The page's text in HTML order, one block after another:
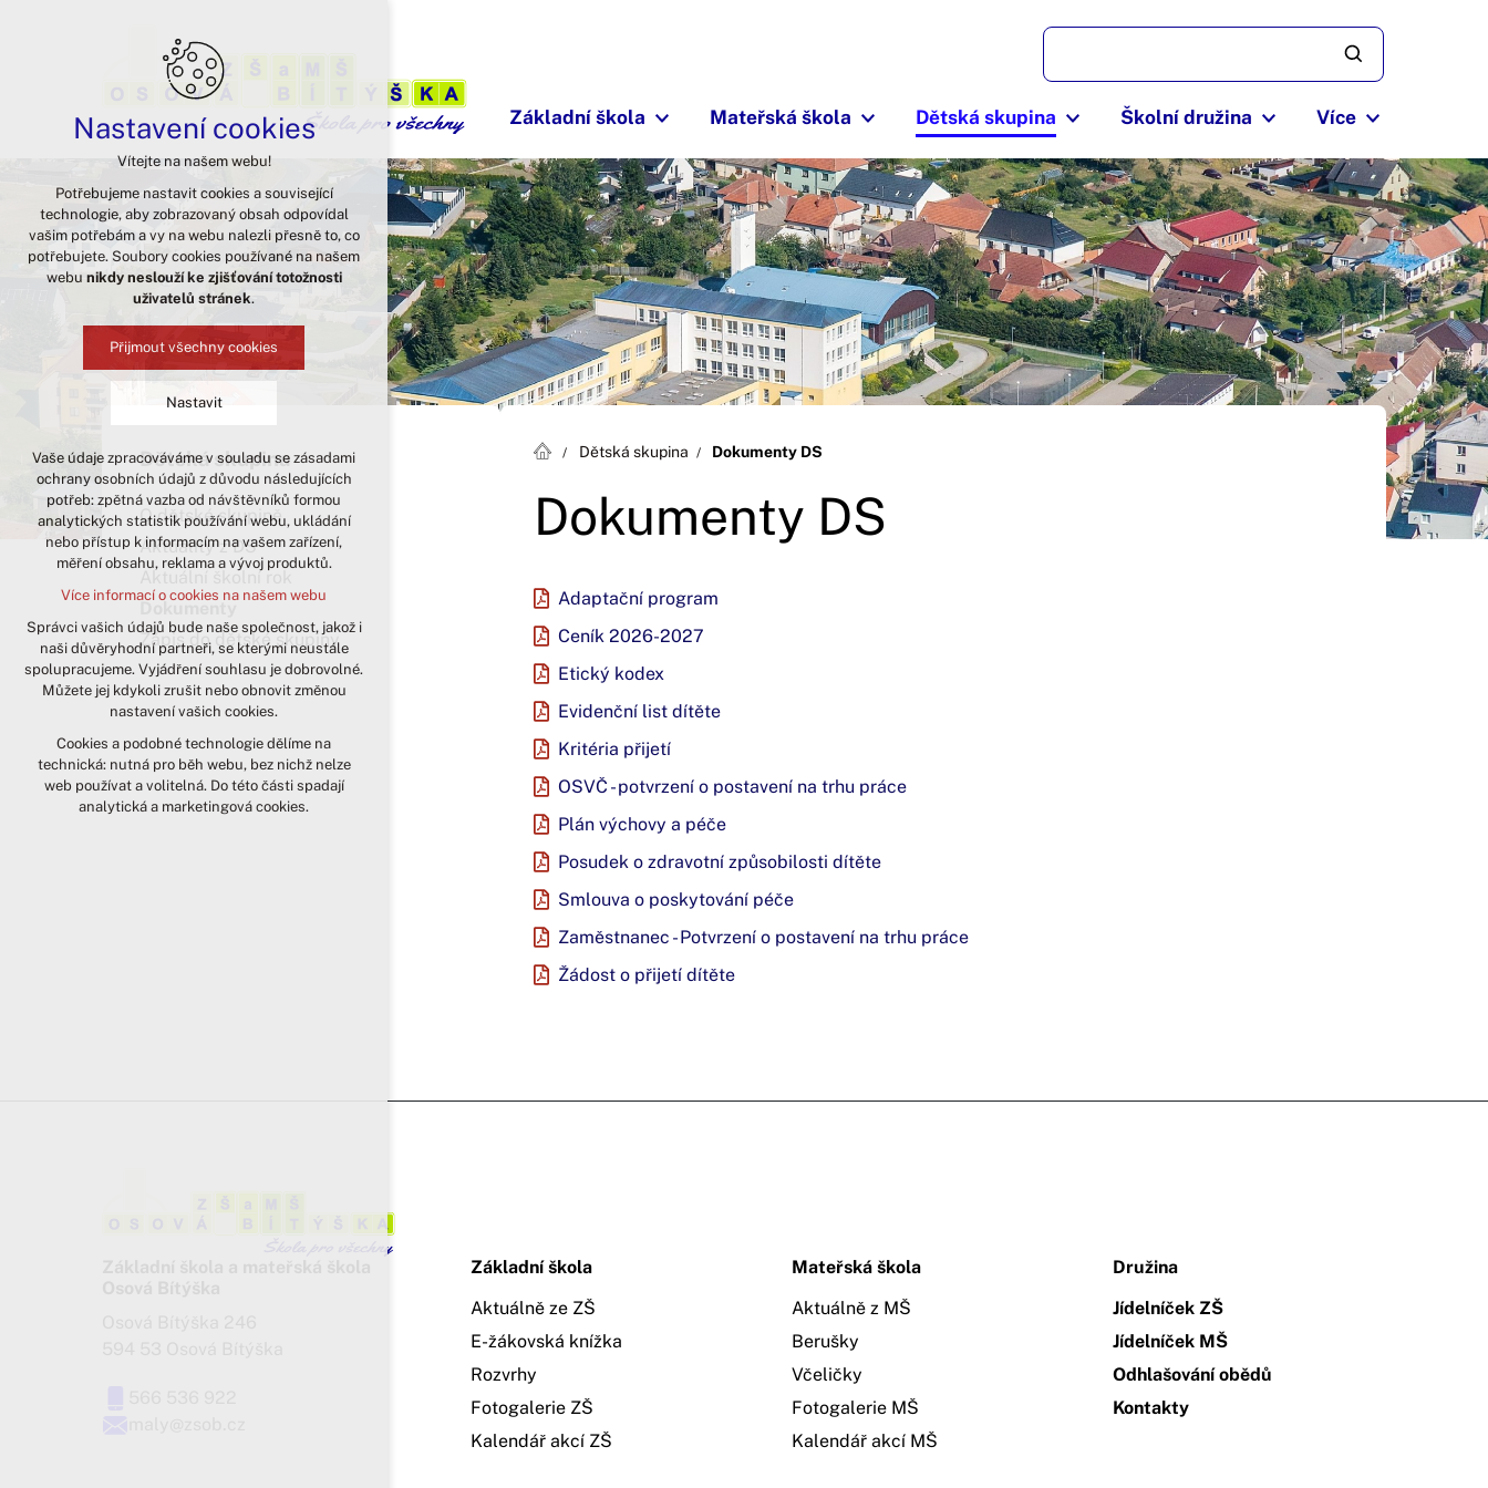
Základní škola Mateřská škola Dětská skupina Školní družina Více
Dětská skupina Dokumenty DS
Dokumenty DS
Adaptační program
Ceník 2026-2027
Etický kodex
Evidenční list dítěte
Kritéria přijetí
OSVČ - potvrzení o postavení na trhu práce
Plán výchovy a péče
Posudek o zdravotní způsobilosti dítěte
Smlouva o poskytování péče
Zaměstnanec - Potvrzení o postavení na trhu práce
Žádost o přijetí dítěte
Dětská skupina
O dětské skupině
Aktuality z DS
Aktuální školní rok
Zápis do dětské skupiny
Základní škola
Aktuálně ze ZŠ
E-žákovská knížka
Rozvrhy
Fotogalerie ZŠ
Kalendář akcí ZŠ
Mateřská škola
Aktuálně z MŠ
Berušky
Včeličky
Fotogalerie MŠ
Kalendář akcí MŠ
Družina
Jídelníček ZŠ
Jídelníček MŠ
Odhlašování obědů
Kontakty
Nastavení cookies
Vítejte na našem webu!
Potřebujeme nastavit cookies a související
technologie, aby zobrazovaný obsah odpovídal
vašim potřebám a vy na webu nalezli přesně to, co
potřebujete. Soubory cookies používané na našem
webu nikdy neslouží ke zjišťování totožnosti
uživatelů stránek.
Přijmout všechny cookies
Nastavit
Technická cookies
nutná pro provozování webu
udržení kontextu stránek (session):
případná přihlášení, volby jazyka, apod.
analytická pro anonymizované
vyhodnocení návštěvnosti
marketingová cookies (Google)
Více informací o cookies na našem webu
Přijmout všechny cookies
Odmítnout vše
Vaše údaje zpracováváme v souladu se zásadami
ochrany osobních údajů z důvodu následujících
potřeb: zpětná vazba od návštěvníků formou
analytických statistik používání webu, ukládání
nebo přístup k informacím na vašem zařízení,
měření obsahu, reklama a vývoj produktů.
Více informací o cookies na našem webu
Správci vašich údajů bude naše společnost, jakož i
naši důvěryhodní partneři, se kterými neustále
spolupracujeme. Vyjádření souhlasu je dobrovolné.
Můžete jej kdykoli zrušit nebo obnovit změnou
nastavení vašich cookies.
Cookies a podobné technologie dělíme na
technická: nutná pro běh webu, bez nichž nelze
web používat a volitelná. Do této části spadají
analytická a marketingová cookies.